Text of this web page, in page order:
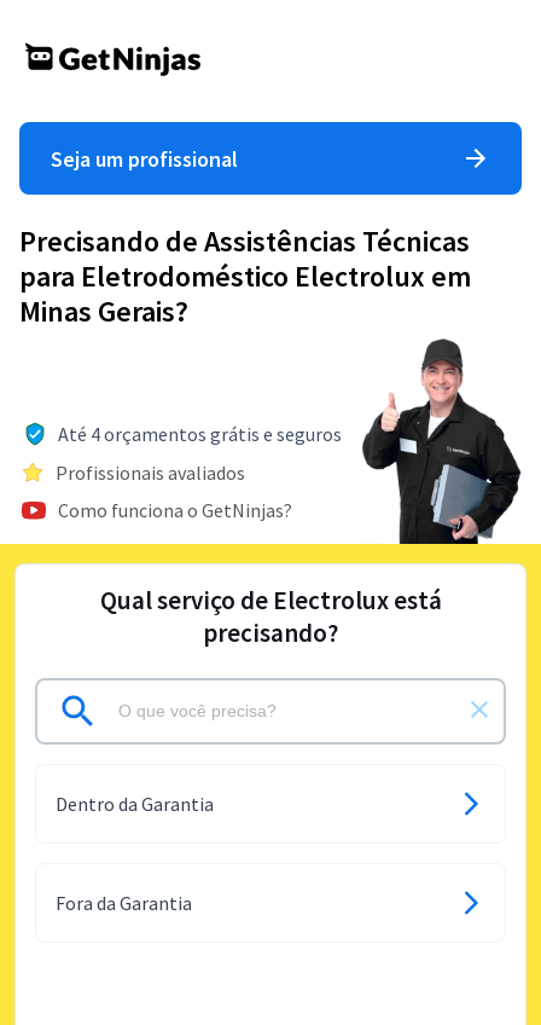
Seja um profissional
Precisando de Assistências Técnicas
para Eletrodoméstico Electrolux em
Minas Gerais?
Até 4 orçamentos grátis e seguros
Profissionais avaliados
Como funciona o GetNinjas?
Qual serviço de Electrolux está
precisando?
Dentro da Garantia
Fora da Garantia